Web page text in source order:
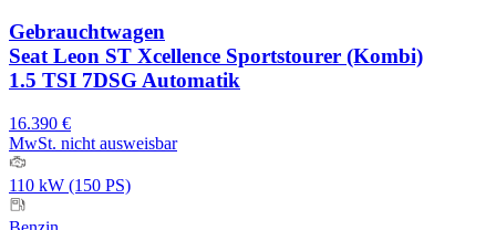
Gebrauchtwagen
Seat Leon ST Xcellence Sportstourer (Kombi)
1.5 TSI 7DSG Automatik
16.390 €
MwSt. nicht ausweisbar
110 kW (150 PS)